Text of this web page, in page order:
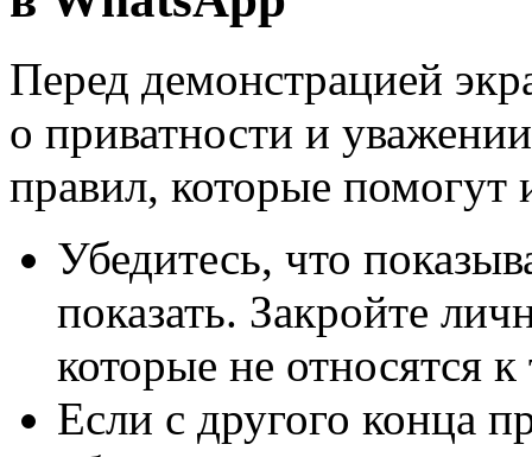
Перед демонстрацией
о приватности и
правил, которые помогут
Убедитесь, что
показать. Закройте
которые не относятся к
Если с другого конца